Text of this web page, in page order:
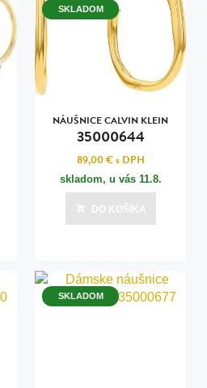
SKLADOM
NÁUŠNICE CALVIN KLEIN
35000644
89,00 €s DPH
skladom, u vás 11.8.
DO KOŠÍKA
SKLADOM